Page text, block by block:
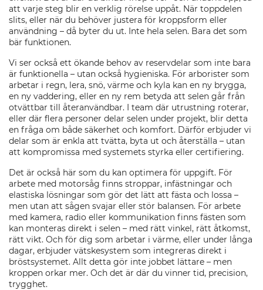
att varje steg blir en verklig rörelse uppåt. När toppdelen
slits, eller när du behöver justera för kroppsform eller
användning – då byter du ut. Inte hela selen. Bara det som
bär funktionen.
Vi ser också ett ökande behov av reservdelar som inte bara
är funktionella – utan också hygieniska. För arborister som
arbetar i regn, lera, snö, värme och kyla kan en ny brygga,
en ny vaddering, eller en ny rem betyda att selen går från
otvättbar till återanvändbar. I team där utrustning roterar,
eller där flera personer delar selen under projekt, blir detta
en fråga om både säkerhet och komfort. Därför erbjuder vi
delar som är enkla att tvätta, byta ut och återställa – utan
att kompromissa med systemets styrka eller certifiering.
Det är också här som du kan optimera för uppgift. För
arbete med motorsåg finns stroppar, infästningar och
elastiska lösningar som gör det lätt att fästa och lossa –
men utan att sågen svajar eller stör balansen. För arbete
med kamera, radio eller kommunikation finns fästen som
kan monteras direkt i selen – med rätt vinkel, rätt åtkomst,
rätt vikt. Och för dig som arbetar i värme, eller under långa
dagar, erbjuder vätskesystem som integreras direkt i
bröstsystemet. Allt detta gör inte jobbet lättare – men
kroppen orkar mer. Och det är där du vinner tid, precision,
trygghet.